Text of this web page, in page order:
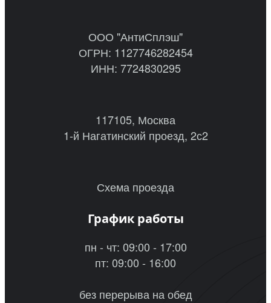
ООО "АнтиСплэш"
ОГРН: 1127746282454
ИНН: 7724830295
117105, Москва
1-й Нагатинский проезд, 2с2
Схема проезда
График работы
пн - чт: 09:00 - 17:00
пт: 09:00 - 16:00
без перерыва на обед